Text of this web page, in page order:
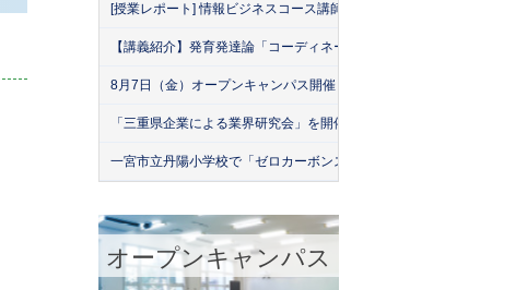
[授業レポート] 情報ビジネスコース講師による「名古屋産業大学・
【講義紹介】発育発達論「コーディネーション運動の実際」
8月7日（金）オープンキャンパス開催！
「三重県企業による業界研究会」を開催！（26年7月）
一宮市立丹陽小学校で「ゼロカーボンスクール」出前授業を実施
オープンキャンパス